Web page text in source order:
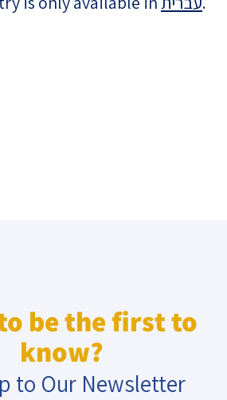
be the first to
know?
to Our Newsletter